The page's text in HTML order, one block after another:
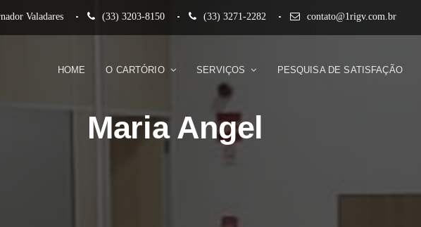
Valadares (33) 3203-8150 (33) 3271-2282 contato@1rigv.com.br
HOME O CARTÓRIO SERVIÇOS PESQUISA DE SATISFAÇÃO
Maria Angel